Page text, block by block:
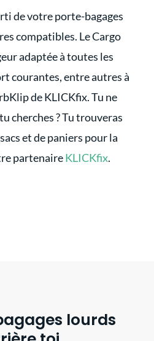
de votre porte-bagages
compatibles. Le Cargo
adaptée à toutes les
courantes, entre autres à
de KLICKfix. Tu ne
cherches ? Tu trouveras
et de paniers pour la
partenaireKLICKfix.
lourds